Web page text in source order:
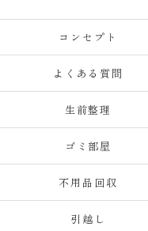
コンセプト
よくある質問
生前整理
ゴミ部屋
不用品回収
引越し